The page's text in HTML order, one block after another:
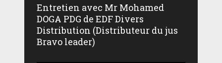
Entretien avec Mr Mohamed
DOGA PDG de EDF Divers
Distribution (Distributeur du jus
Bravo leader)